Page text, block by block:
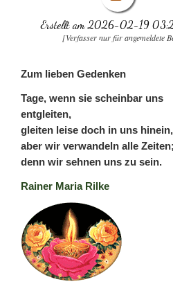
Erstellt am 2026-02-19
[Verfasser nur für angemeldete
Zum lieben Gedenken
Tage, wenn sie scheinbar uns
entgleiten,
gleiten leise doch in uns hinein,
aber wir verwandeln alle Zeiten;
denn wir sehnen uns zu sein.
Rainer Maria Rilke